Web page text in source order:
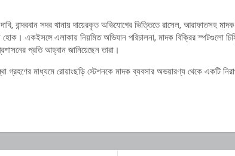
বান্দরবান সদর থানায় দায়েরকৃত অভিযোগের ভিত্তিতে রাসেল, আরাফাতসহ
একইসঙ্গে এলাকায় নিয়মিত অভিযান পরিচালনা, মাদক বিক্রির স্পটগুলো
প্রতি আহ্বান জানিয়েছেন তারা।
গ্রহণের মাধ্যমে রোয়াংছড়ি স্টেশনকে মাদক ব্যবসার অভয়ারণ্য থেকে একটি